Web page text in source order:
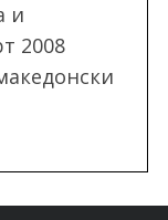
и
2008